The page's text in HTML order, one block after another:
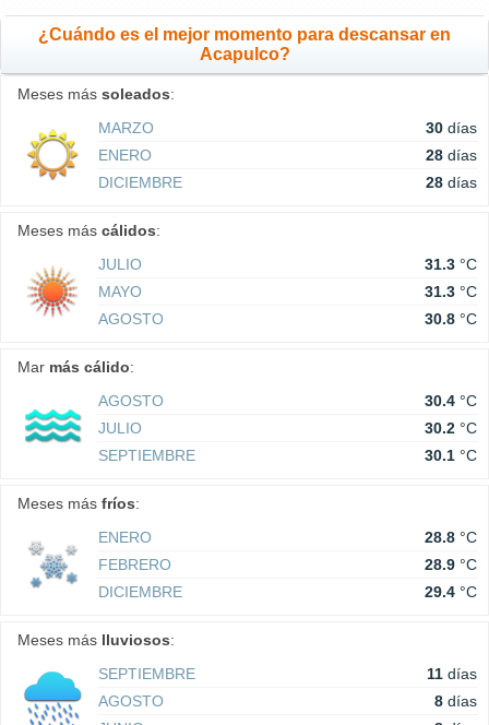
¿Cuándo es el mejor momento para descansar en
Acapulco?
Meses más soleados:
MARZO
30 días
ENERO
28 días
DICIEMBRE
28 días
Meses más cálidos:
JULIO
31.3 °C
MAYO
31.3 °C
AGOSTO
30.8 °C
Mar más cálido:
AGOSTO
30.4 °C
JULIO
30.2 °C
SEPTIEMBRE
30.1 °C
Meses más fríos:
ENERO
28.8 °C
FEBRERO
28.9 °C
DICIEMBRE
29.4 °C
Meses más lluviosos:
SEPTIEMBRE
11 días
AGOSTO
8 días